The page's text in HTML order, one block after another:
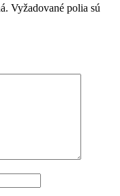
Vyžadované polia sú